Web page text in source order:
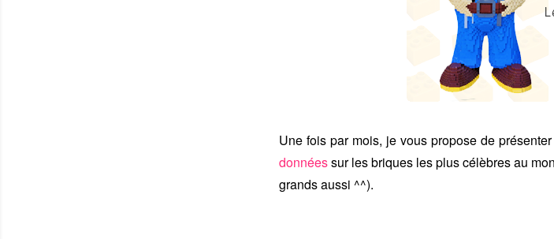
Une fois par mois, je vous propose de
donnéessur les briques les plus célèbres au
grands aussi ^^).